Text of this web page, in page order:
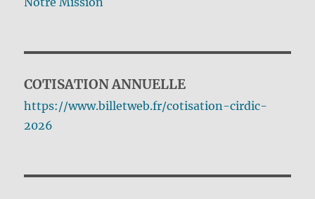
COTISATION ANNUELLE
https://www.billetweb.fr/cotisation-cirdic-
2026